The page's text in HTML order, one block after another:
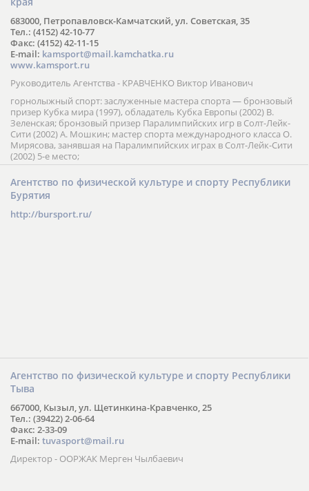
683000, Петропавловск-Камчатский, ул. Советская, 35
Тел.: (4152) 42-10-77
Факс: (4152) 42-11-15
E-mail: kamsport@mail.kamchatka.ru
www.kamsport.ru
Руководитель Агентства - КРАВЧЕНКО Виктор Иванович
горнолыжный спорт: заслуженные мастера спорта — бронзовый
призер Кубка мира (1997), обладатель Кубка Европы (2002) В.
Зеленская; бронзовый призер Паралимпийских игр в Солт-Лейк-
Сити (2002) А. Мошкин; мастер спорта международного класса О.
Мирясова, занявшая на Паралимпийских играх в Солт-Лейк-Сити
(2002) 5-е место;
Агентство по физической культуре и спорту Республики
Бурятия
http://bursport.ru/
Агентство по физической культуре и спорту Республики
Тыва
667000, Кызыл, ул. Щетинкина-Кравченко, 25
Тел.: (39422) 2-06-64
Факс: 2-33-09
E-mail: tuvasport@mail.ru
Директор - ООРЖАК Мерген Чылбаевич